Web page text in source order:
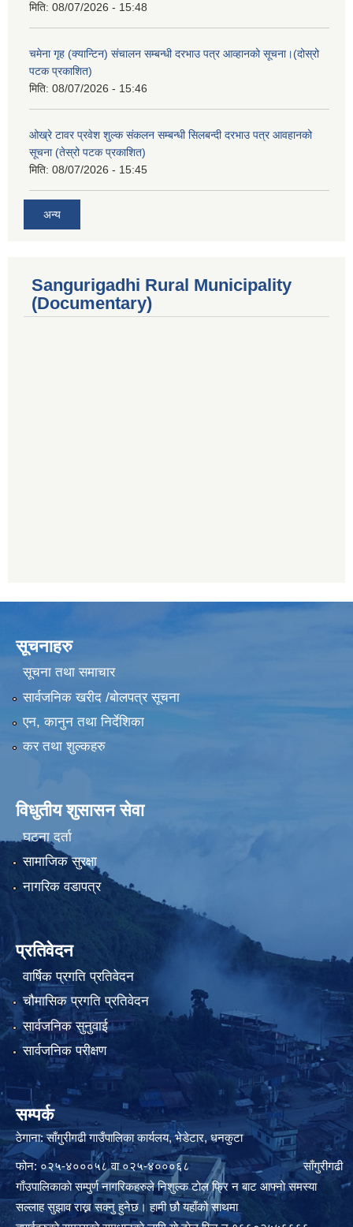
मिति: 08/07/2026 - 15:48
चमेना गृह (क्यान्टिन) संचालन सम्बन्धी दरभाउ पत्र आव्हानको सूचना।(दोस्रो
पटक प्रकाशित)
मिति: 08/07/2026 - 15:46
ओख्रे टावर प्रवेश शुल्क संकलन सम्बन्धी सिलबन्दी दरभाउ पत्र आवहानको
सूचना (तेस्रो पटक प्रकाशित)
मिति: 08/07/2026 - 15:45
अन्य
Sangurigadhi Rural Municipality
(Documentary)
सूचनाहरु
सूचना तथा समाचार
सार्वजनिक खरीद /बोलपत्र सूचना
एन, कानुन तथा निर्देशिका
कर तथा शुल्कहरु
विधुतीय शुसासन सेवा
घटना दर्ता
सामाजिक सुरक्षा
नागरिक वडापत्र
प्रतिवेदन
वार्षिक प्रगति प्रतिवेदन
चौमासिक प्रगति प्रतिवेदन
सार्वजनिक सुनुवाई
सार्वजनिक परीक्षण
सम्पर्क
ठेगाना: साँगुरीगढी गाउँपालिका कार्यलय, भेडेटार, धनकुटा
फोन: ०२५-४०००५८ वा ०२५-४०००६८ साँगुरीगढी
गाँउपालिकाकाे सम्पुर्ण नागरिकहरुले निशुल्क टाेल फ्रि न बाट आफ्नाे समस्या
सल्लाह सुझाव राख्न सक्नु हुनेछ। हामी छौ यहाँको साथमा